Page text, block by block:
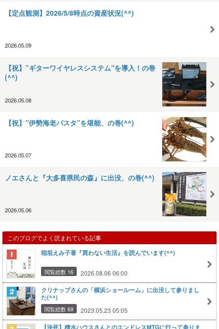
【定点観測】2026/5/8時点の資産状況(^^)
2026.05.09
【祝】”ギターワイヤレスシステム”を導入！の巻
(^^)
2026.05.08
【祝】”伊勢海老パスタ”を堪能、の巻(^^)
2026.05.07
ノエさんと『大多喜県民の森』に出没、の巻(^^)
2026.05.06
このブログでよく読まれている記事
稲垣えみ子著『買わない生活』を読んでいます(^^)
閲覧総数 16 2026.08.06 06:00
クリナップさんの「横浜ショールーム」に出没して参りまし
た(^^)
閲覧総数 69 2023.05.23 05:05
【決死】積水ハウスさんとのエンドレスMTGに行って参りま